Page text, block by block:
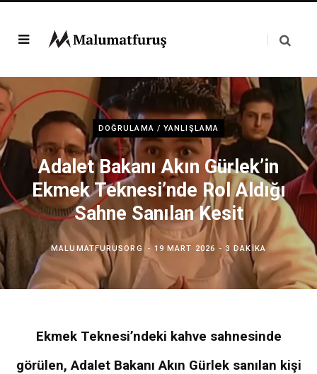
DOĞRULAMA / YANLIŞLAMA
Adalet Bakanı Akın Gürlek’in
Ekmek Teknesi’nde Rol Aldığı
Sahne Sanılan Kesit
MALUMATFURUSORG 19 MART 2026 3 DAKIKA
Ekmek Teknesi’ndeki kahve sahnesinde
görülen, Adalet Bakanı Akın Gürlek sanılan kişi